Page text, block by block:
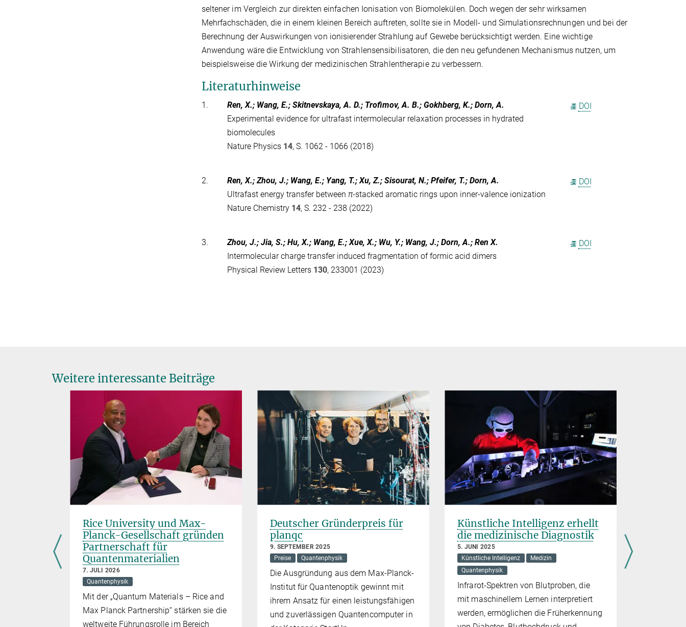
seltener im Vergleich zur direkten einfachen Ionisation von Biomolekülen. Doch wegen der sehr wirksamen
Mehrfachschäden, die in einem kleinen Bereich auftreten, sollte sie in Modell- und Simulationsrechnungen und bei der
Berechnung der Auswirkungen von ionisierender Strahlung auf Gewebe berücksichtigt werden. Eine wichtige
Anwendung wäre die Entwicklung von Strahlensensibilisatoren, die den neu gefundenen Mechanismus nutzen, um
beispielsweise die Wirkung der medizinischen Strahlentherapie zu verbessern.
Literaturhinweise
1.
Ren, X.; Wang, E.; Skitnevskaya, A. D.; Trofimov, A. B.; Gokhberg, K.; Dorn, A.
Experimental evidence for ultrafast intermolecular relaxation processes in hydrated
biomolecules
Nature Physics 14, S. 1062 - 1066 (2018)
DOI
2.
Ren, X.; Zhou, J.; Wang, E.; Yang, T.; Xu, Z.; Sisourat, N.; Pfeifer, T.; Dorn, A.
Ultrafast energy transfer between π-stacked aromatic rings upon inner-valence ionization
Nature Chemistry 14, S. 232 - 238 (2022)
DOI
3.
Zhou, J.; Jia, S.; Hu, X.; Wang, E.; Xue, X.; Wu, Y.; Wang, J.; Dorn, A.; Ren X.
Intermolecular charge transfer induced fragmentation of formic acid dimers
Physical Review Letters 130, 233001 (2023)
DOI
Weitere interessante Beiträge
Rice University und Max-
Planck-Gesellschaft gründen
Partnerschaft für
Quantenmaterialien
7. JULI 2026
Quantenphysik
Mit der „Quantum Materials – Rice and
Max Planck Partnership“ stärken sie die
weltweite Führungsrolle im Bereich
Deutscher Gründerpreis für
planqc
9. SEPTEMBER 2025
Preise
Quantenphysik
Die Ausgründung aus dem Max-Planck-
Institut für Quantenoptik gewinnt mit
ihrem Ansatz für einen leistungsfähigen
und zuverlässigen Quantencomputer in
Künstliche Intelligenz erhellt
die medizinische Diagnostik
5. JUNI 2025
Künstliche Intelligenz
Medizin
Quantenphysik
Infrarot-Spektren von Blutproben, die
mit maschinellem Lernen interpretiert
werden, ermöglichen die Früherkennung